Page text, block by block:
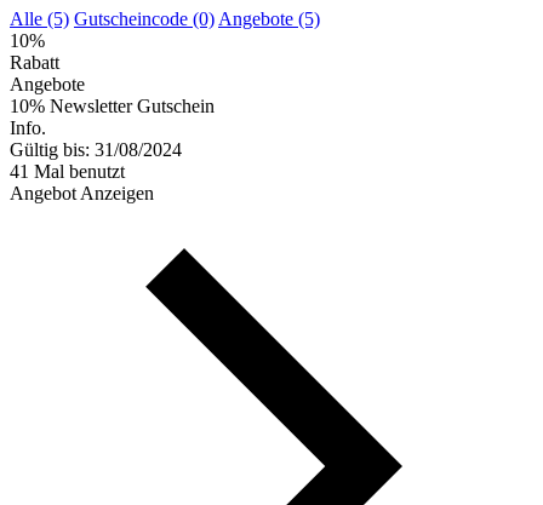
Alle (5) Gutscheincode (0) Angebote (5)
10%
Rabatt
Angebote
10% Newsletter Gutschein
Info.
Gültig bis: 31/08/2024
41 Mal benutzt
Angebot Anzeigen